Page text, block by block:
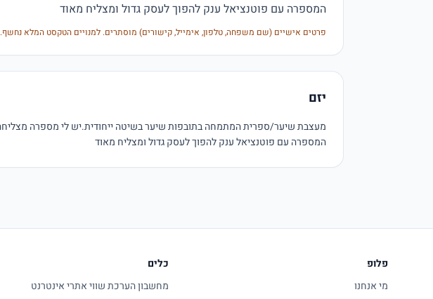
המספרה עם פוטנציאל ענק להפוך לעסק גדול ומצליח מאוד
פרטים אישיים (שם משפחה, טלפון, אימייל, קישורים) מוסתרים. למנויים הטקסט המלא נחשף.
יזם
המספרה עם פוטנציאל ענק להפוך לעסק גדול ומצליח מאוד
פלופ
מי אנחנו
כלים
מחשבון הערכת שווי אתרי אינטרנט